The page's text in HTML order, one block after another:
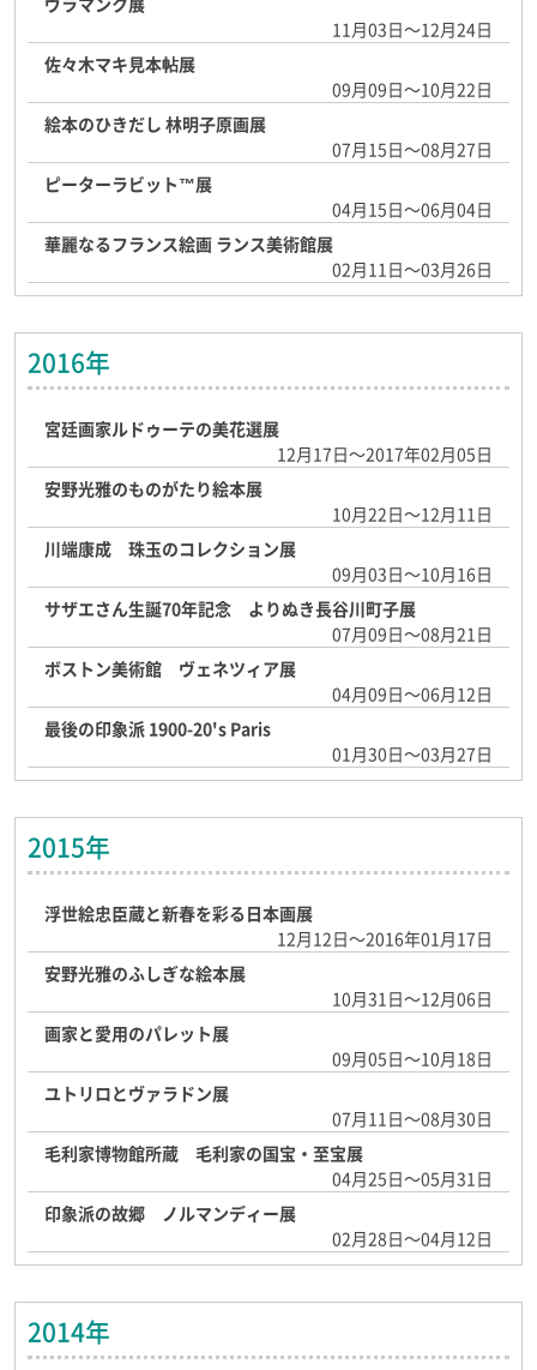
11月03日～12月24日
佐々木マキ見本帖展
09月09日～10月22日
絵本のひきだし 林明子原画展
07月15日～08月27日
ピーターラビット™展
04月15日～06月04日
華麗なるフランス絵画 ランス美術館展
02月11日～03月26日
2016年
宮廷画家ルドゥーテの美花選展
12月17日～2017年02月05日
安野光雅のものがたり絵本展
10月22日～12月11日
川端康成 珠玉のコレクション展
09月03日～10月16日
サザエさん生誕70年記念 よりぬき長谷川町子展
07月09日～08月21日
ボストン美術館 ヴェネツィア展
04月09日～06月12日
最後の印象派 1900-20's Paris
01月30日～03月27日
2015年
浮世絵忠臣蔵と新春を彩る日本画展
12月12日～2016年01月17日
安野光雅のふしぎな絵本展
10月31日～12月06日
画家と愛用のパレット展
09月05日～10月18日
ユトリロとヴァラドン展
07月11日～08月30日
毛利家博物館所蔵 毛利家の国宝・至宝展
04月25日～05月31日
印象派の故郷 ノルマンディー展
02月28日～04月12日
2014年